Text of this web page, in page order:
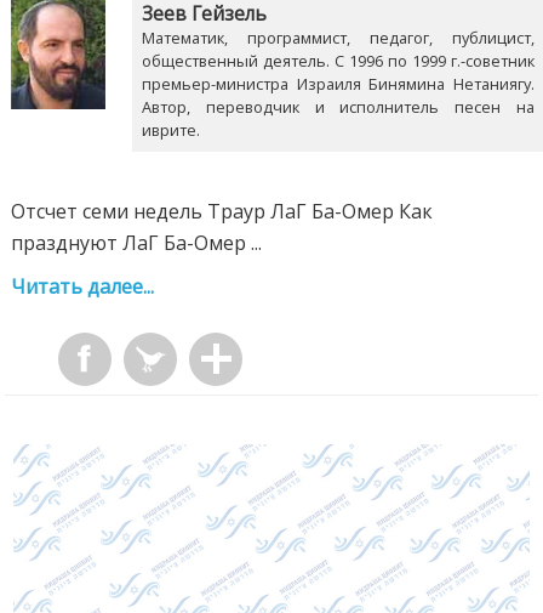
Зеев Гейзель
Математик, программист, педагог, публицист,
общественный деятель. С 1996 по 1999 г.-советник
премьер-министра Израиля Бинямина Нетаниягу.
Автор, переводчик и исполнитель песен на
иврите.
Отсчет семи недель Траур ЛаГ Ба-Омер Как
празднуют ЛаГ Ба-Омер ...
Читать далее...